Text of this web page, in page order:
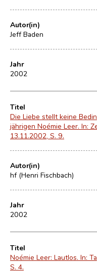
Autor(in)
Jeff Baden
Jahr
2002
Titel
Die Liebe stellt keine
jährigen Noémie Leer. In:
13.11.2002, S. 9.
Autor(in)
hf (Henri Fischbach)
Jahr
2002
Titel
Noémie Leer: Lautlos. In:
S. 4.